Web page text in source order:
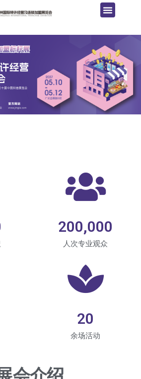
人次专业观众
200,000
余场活动
20